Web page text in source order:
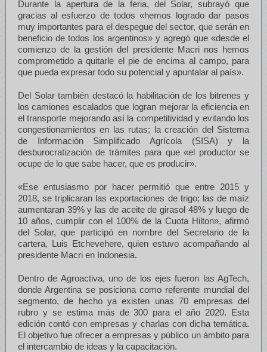
Durante la apertura de la feria, del Solar, subrayó que
gracias al esfuerzo de todos «hemos logrado dar pasos
muy importantes para el despegue del sector, que serán en
beneficio de todos los argentinos» y agregó que «desde el
comienzo de la gestión del presidente Macri nos hemos
comprometido a quitarle el pie de encima al campo, para
que pueda expresar todo su potencial y apuntalar al país».
Del Solar también destacó la habilitación de los bitrenes y
los camiones escalados que logran mejorar la eficiencia en
el transporte mejorando así la competitividad y evitando los
congestionamientos en las rutas; la creación del Sistema
de Información Simplificado Agrícola (SISA) y la
desburocratización de trámites para que «el productor se
ocupe de lo que sabe hacer, que es producir».
«Ese entusiasmo por hacer permitió que entre 2015 y
2018, se triplicaran las exportaciones de trigo; las de maíz
aumentaran 39% y las de aceite de girasol 48% y luego de
10 años, cumplir con el 100% de la Cuota Hilton», afirmó
del Solar, que participó en nombre del Secretario de la
cartera, Luis Etchevehere, quien estuvo acompañando al
presidente Macri en Indonesia.
Dentro de Agroactiva, uno de los ejes fueron las AgTech,
donde Argentina se posiciona como referente mundial del
segmento, de hecho ya existen unas 70 empresas del
rubro y se estima más de 300 para el año 2020. Esta
edición contó con empresas y charlas con dicha temática.
El objetivo fue ofrecer a empresas y público un ámbito para
el intercambio de ideas y la capacitación.